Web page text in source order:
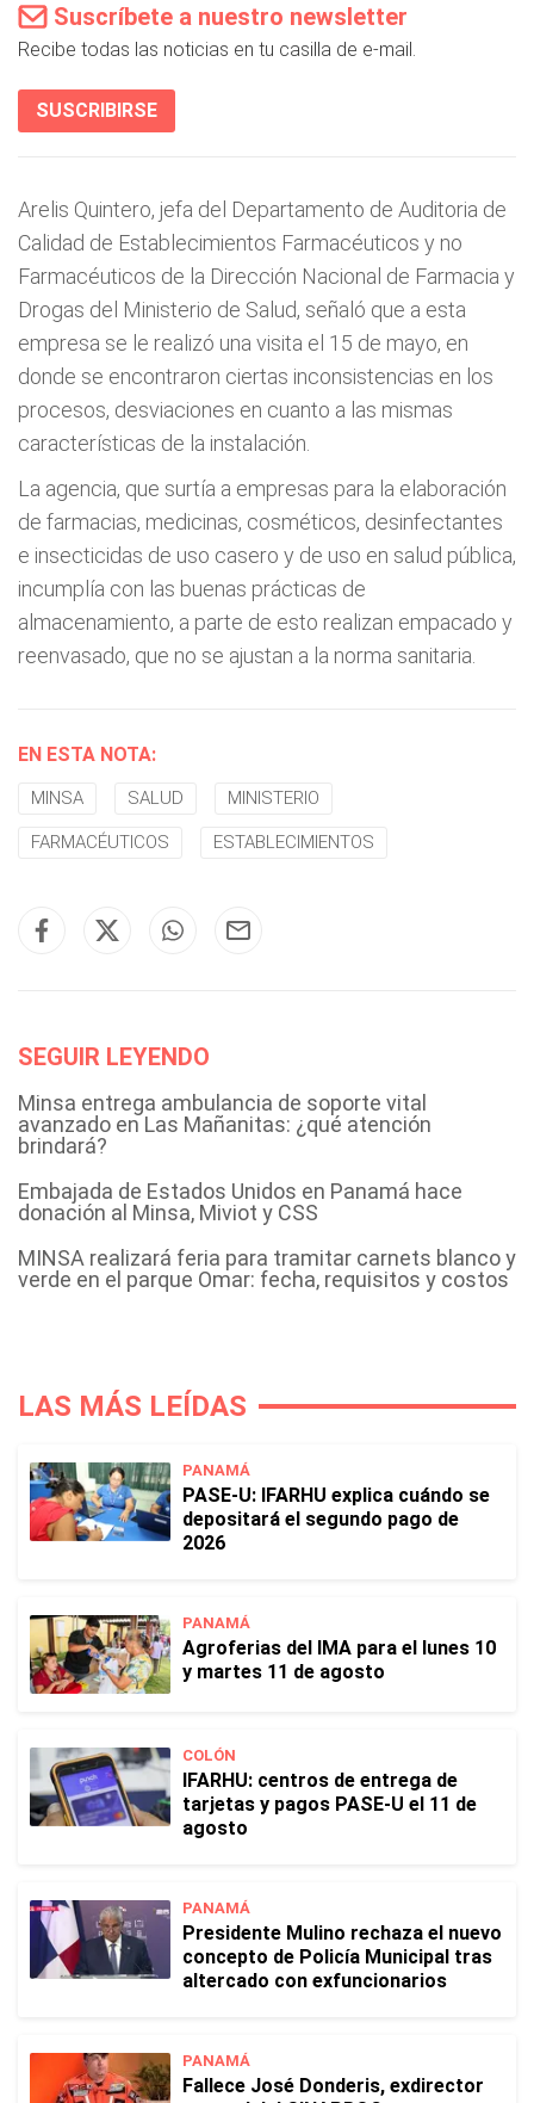
Suscríbete a nuestro newsletter
Recibe todas las noticias en tu casilla de e-mail.
SUSCRIBIRSE
Arelis Quintero, jefa del Departamento de Auditoria de
Calidad de Establecimientos Farmacéuticos y no
Farmacéuticos de la Dirección Nacional de Farmacia y
Drogas del Ministerio de Salud, señaló que a esta
empresa se le realizó una visita el 15 de mayo, en
donde se encontraron ciertas inconsistencias en los
procesos, desviaciones en cuanto a las mismas
características de la instalación.
La agencia, que surtía a empresas para la elaboración
de farmacias, medicinas, cosméticos, desinfectantes
e insecticidas de uso casero y de uso en salud pública,
incumplía con las buenas prácticas de
almacenamiento, a parte de esto realizan empacado y
reenvasado, que no se ajustan a la norma sanitaria.
EN ESTA NOTA:
MINSA SALUD MINISTERIO
FARMACÉUTICOS ESTABLECIMIENTOS
SEGUIR LEYENDO
Minsa entrega ambulancia de soporte vital
avanzado en Las Mañanitas: ¿qué atención
brindará?
Embajada de Estados Unidos en Panamá hace
donación al Minsa, Miviot y CSS
MINSA realizará feria para tramitar carnets blanco y
verde en el parque Omar: fecha, requisitos y costos
LAS MÁS LEÍDAS
PANAMÁ
PASE-U: IFARHU explica cuándo se
depositará el segundo pago de
2026
PANAMÁ
Agroferias del IMA para el lunes 10
y martes 11 de agosto
COLÓN
IFARHU: centros de entrega de
tarjetas y pagos PASE-U el 11 de
agosto
PANAMÁ
Presidente Mulino rechaza el nuevo
concepto de Policía Municipal tras
altercado con exfuncionarios
PANAMÁ
Fallece José Donderis, exdirector